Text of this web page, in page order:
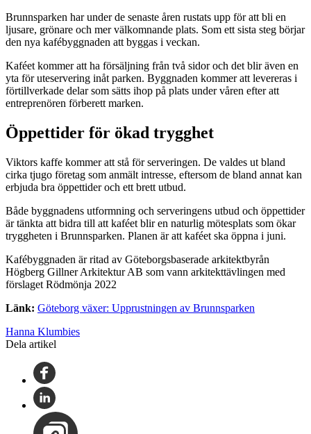
Brunnsparken har under de senaste åren rustats upp för att bli en
ljusare, grönare och mer välkomnande plats. Som ett sista steg börjar
den nya kafébyggnaden att byggas i veckan.
Kaféet kommer att ha försäljning från två sidor och det blir även en
yta för uteservering inåt parken. Byggnaden kommer att levereras i
förtillverkade delar som sätts ihop på plats under våren efter att
entreprenören förberett marken.
Öppettider för ökad trygghet
Viktors kaffe kommer att stå för serveringen. De valdes ut bland
cirka tjugo företag som anmält intresse, eftersom de bland annat kan
erbjuda bra öppettider och ett brett utbud.
Både byggnadens utformning och serveringens utbud och öppettider
är tänkta att bidra till att kaféet blir en naturlig mötesplats som ökar
tryggheten i Brunnsparken. Planen är att kaféet ska öppna i juni.
Kafébyggnaden är ritad av Göteborgsbaserade arkitektbyrån
Högberg Gillner Arkitektur AB som vann arkitekttävlingen med
förslaget Rödmönja 2022
Länk: Göteborg växer: Upprustningen av Brunnsparken
Hanna Klumbies
Dela artikel